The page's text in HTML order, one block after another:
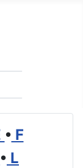
• F
• L